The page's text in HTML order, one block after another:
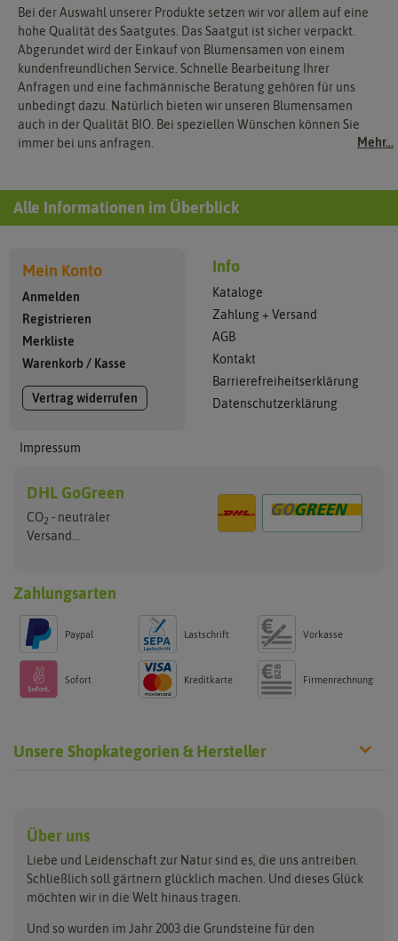
Mehr...
Bei der Auswahl unserer Produkte setzen wir vor allem auf eine
hohe Qualität des Saatgutes. Das Saatgut ist sicher verpackt.
Abgerundet wird der Einkauf von Blumensamen von einem
kundenfreundlichen Service. Schnelle Bearbeitung Ihrer
Anfragen und eine fachmännische Beratung gehören für uns
unbedingt dazu. Natürlich bieten wir unseren Blumensamen
auch in der Qualität BIO. Bei speziellen Wünschen können Sie
immer bei uns anfragen.
Alle Informationen im Überblick
Mein Konto
Anmelden
Registrieren
Merkliste
Warenkorb / Kasse
Vertrag widerrufen
Impressum
Info
Kataloge
Zahlung + Versand
AGB
Kontakt
Barrierefreiheitserklärung
Datenschutzerklärung
DHL GoGreen
CO2 - neutraler
Versand...
Zahlungsarten
Paypal Lastschrift Vorkasse
Sofort Kreditkarte Firmenrechnung
Unsere Shopkategorien & Hersteller
Anzuchtschalen
Beleuchtung
Folien, Vliese und Netze
Keimsprossen
Saatgut für Werbezwecke
Samen-Sets
Benary
Buzzy Seeds
Clever Pots
Dürr-Samen
FLORTUS
Greenline
Grüne Oase
Über uns
Liebe und Leidenschaft zur Natur sind es, die uns antreiben.
Schließlich soll gärtnern glücklich machen. Und dieses Glück
möchten wir in die Welt hinaus tragen.
Und so wurden im Jahr 2003 die Grundsteine für den